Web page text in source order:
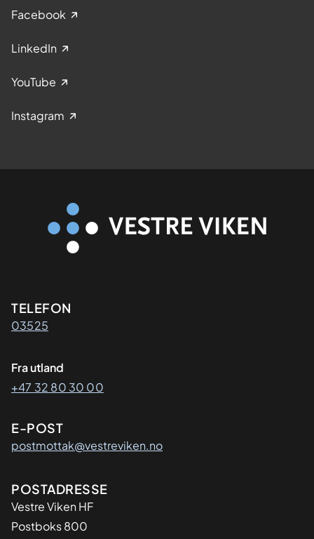
Facebook
LinkedIn
YouTube
Instagram
Kontaktinformasjon
TELEFON
03525
Fra utland
+47 32 80 30 00
E-POST
postmottak@vestreviken.no
Adresse
POSTADRESSE
Vestre Viken HF
Postboks 800